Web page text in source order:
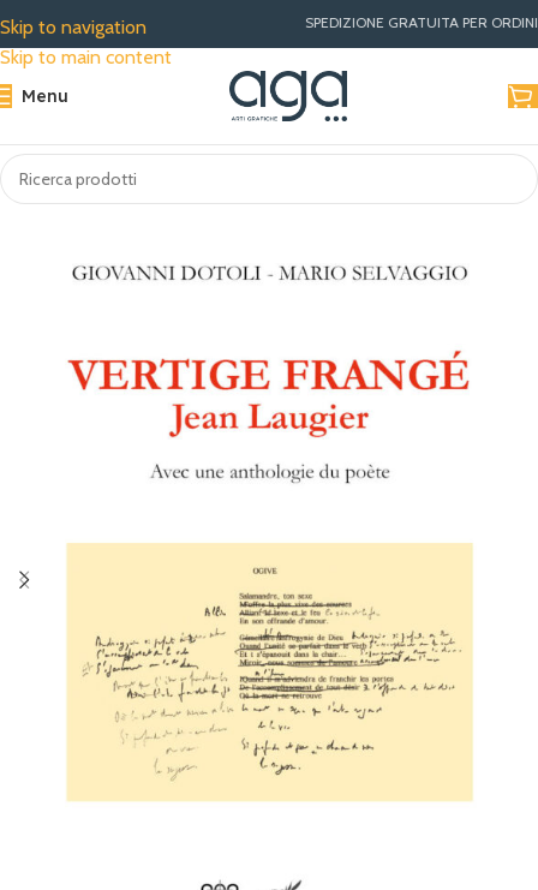
Skip to navigation
Skip to main content
SPEDIZIONE GRATUITA PER ORDINI
Menu